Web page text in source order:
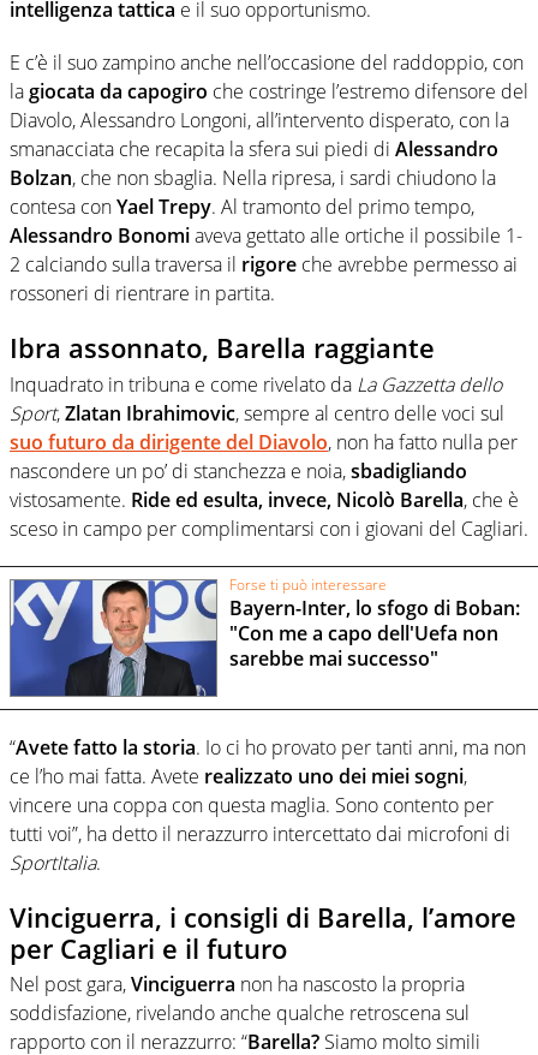
intelligenza tattica e il suo opportunismo.
E c’è il suo zampino anche nell’occasione del raddoppio, con
lagiocata da capogiro che costringe l’estremo difensore del
Diavolo, Alessandro Longoni, all’intervento disperato, con la
smanacciata che recapita la sfera sui piedi di Alessandro
Bolzan, che non sbaglia. Nella ripresa, i sardi chiudono la
contesa conYael Trepy. Al tramonto del primo tempo,
Alessandro Bonomiaveva gettato alle ortiche il possibile 1-
2 calciando sulla traversa il rigore che avrebbe permesso ai
rossoneri di rientrare in partita.
Ibra assonnato, Barella raggiante
Inquadrato in tribuna e come rivelato da La Gazzetta dello
Sport,Zlatan Ibrahimovic, sempre al centro delle voci sul
suo futuro da dirigente del Diavolo, non ha fatto nulla per
nascondere un po’ di stanchezza e noia,sbadigliando
vistosamente. Ride ed esulta, invece, Nicolò Barella, che è
sceso in campo per complimentarsi con i giovani del Cagliari.
Forse ti può interessare
Bayern-Inter, lo sfogo di Boban:
"Con me a capo dell'Uefa non
sarebbe mai successo"
“Avete fatto la storia. Io ci ho provato per tanti anni, ma non
ce l’ho mai fatta. Avete realizzato uno dei miei sogni,
vincere una coppa con questa maglia. Sono contento per
tutti voi”, ha detto il nerazzurro intercettato dai microfoni di
SportItalia.
Vinciguerra, i consigli di Barella, l’amore
per Cagliari e il futuro
Nel post gara,Vinciguerra non ha nascosto la propria
soddisfazione, rivelando anche qualche retroscena sul
rapporto con il nerazzurro: “Barella? Siamo molto simili